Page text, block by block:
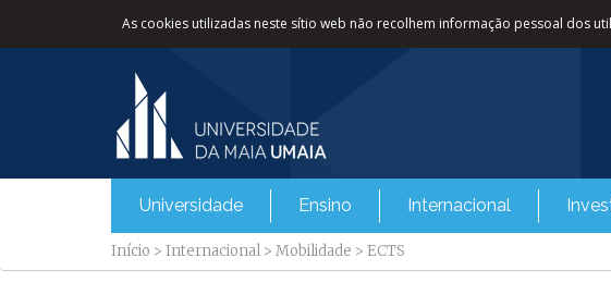
As cookies utilizadas neste sítio web não recolhem informação pessoal dos
Universidade Ensino Internacional
Início > Internacional > Mobilidade > ECTS